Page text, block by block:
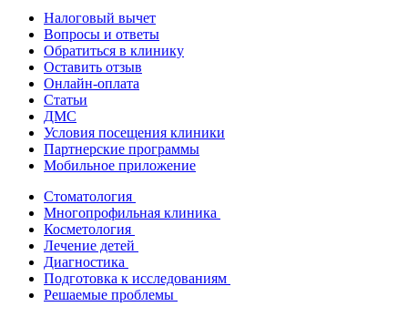
Налоговый вычет
Вопросы и ответы
Обратиться в клинику
Оставить отзыв
Онлайн-оплата
Статьи
ДМС
Условия посещения клиники
Партнерские программы
Мобильное приложение
Стоматология
Многопрофильная клиника
Косметология
Лечение детей
Диагностика
Подготовка к исследованиям
Решаемые проблемы